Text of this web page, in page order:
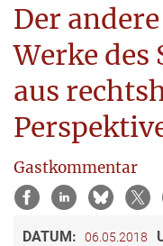
Der
Werke des
aus
Gastkommentar
DATUM: 06.05.2018